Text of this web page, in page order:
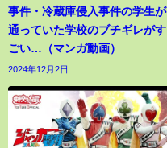
事件・冷蔵庫侵入事件の学生が
通っていた学校のブチギレがす
ごい…（マンガ動画）
2024年12月2日